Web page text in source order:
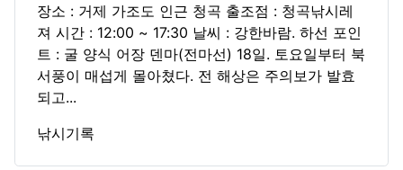
장소 : 거제 가조도 인근 청곡 출조점 : 청곡낚시레
져 시간 : 12:00 ~ 17:30 날씨 : 강한바람. 하선 포인
트 : 굴 양식 어장 덴마(전마선) 18일. 토요일부터 북
서풍이 매섭게 몰아쳤다. 전 해상은 주의보가 발효
되고...
낚시기록